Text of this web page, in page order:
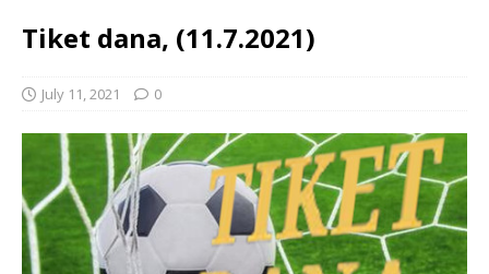
Tiket dana, (11.7.2021)
July 11, 2021 0